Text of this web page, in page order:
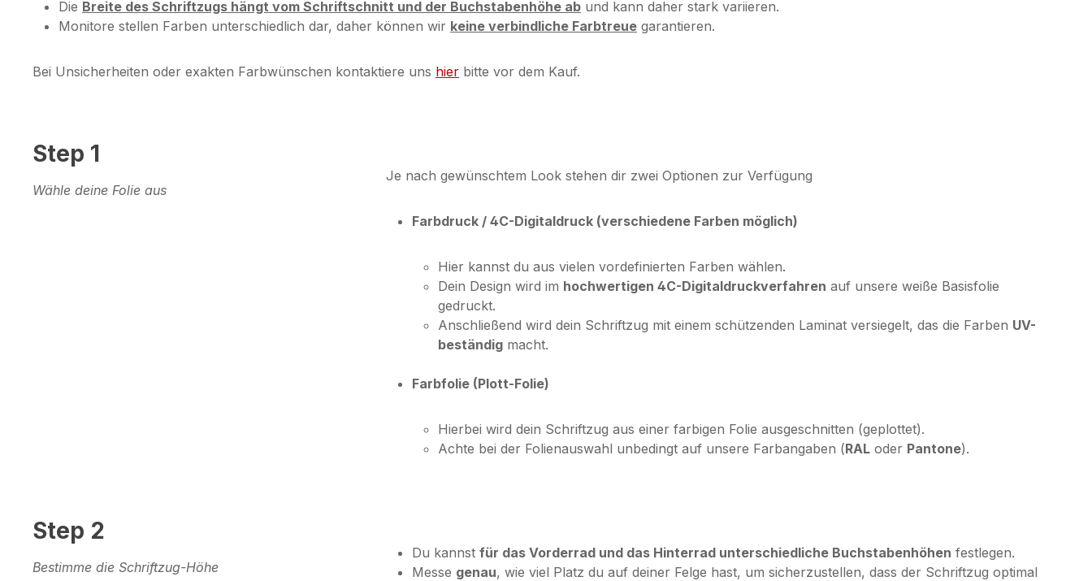
Die Breite des Schriftzugs hängt vom Schriftschnitt und der Buchstabenhöhe ab und kann daher stark variieren.
Monitore stellen Farben unterschiedlich dar, daher können wir keine verbindliche Farbtreue garantieren.
Bei Unsicherheiten oder exakten Farbwünschen kontaktiere uns hier bitte vor dem Kauf.
Step 1
Wähle deine Folie aus
Je nach gewünschtem Look stehen dir zwei Optionen zur Verfügung
Farbdruck / 4C-Digitaldruck (verschiedene Farben möglich)
Hier kannst du aus vielen vordefinierten Farben wählen.
Dein Design wird im hochwertigen 4C-Digitaldruckverfahren auf unsere weiße Basisfolie
gedruckt.
Anschließend wird dein Schriftzug mit einem schützenden Laminat versiegelt, das die Farben UV-
beständigmacht.
Farbfolie (Plott-Folie)
Hierbei wird dein Schriftzug aus einer farbigen Folie ausgeschnitten (geplottet).
Achte bei der Folienauswahl unbedingt auf unsere Farbangaben (RALoder Pantone).
Step 2
Bestimme die Schriftzug-Höhe
Du kannst für das Vorderrad und das Hinterrad unterschiedliche Buchstabenhöhen festlegen.
Messe genau, wie viel Platz du auf deiner Felge hast, um sicherzustellen, dass der Schriftzug optimal